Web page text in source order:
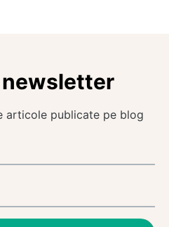
articole publicate pe blog